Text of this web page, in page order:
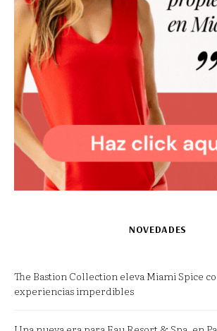
NOVEDADES
The Bastion Collection eleva Miami Spice
experiencias imperdibles